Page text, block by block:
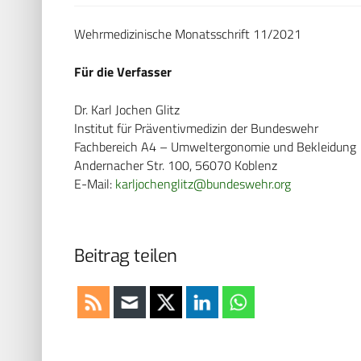
Wehrmedizinische Monatsschrift 11/2021
Für die Verfasser
Dr. Karl Jochen Glitz
Institut für Präventivmedizin der Bundeswehr
Fachbereich A4 – Umweltergonomie und Bekleidung
Andernacher Str. 100, 56070 Koblenz
E-Mail: karljochenglitz@bundeswehr.org
Beitrag teilen